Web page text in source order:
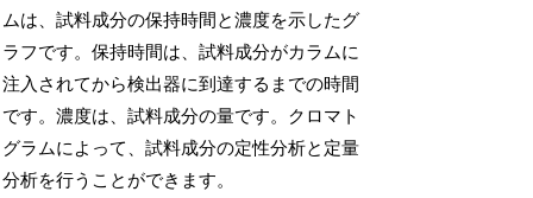
ムは、試料成分の保持時間と濃度を示したグ
ラフです。保持時間は、試料成分がカラムに
注入されてから検出器に到達するまでの時間
です。濃度は、試料成分の量です。クロマト
グラムによって、試料成分の定性分析と定量
分析を行うことができます。